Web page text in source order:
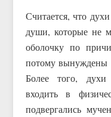
Считается, что духи
души, которые не
оболочку по
потому вынуждены
Более того,
входить в
подвергались